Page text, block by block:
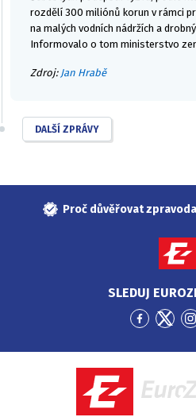
rozdělí 300 miliónů korun v rámci
na malých vodních nádržích a
Informovalo o tom ministerstvo
Zdroj: Jan Hrabě
DALŠÍ ZPRÁVY
Proč důvěřovat
SLEDUJ
Přejít
Facebook
Přejít